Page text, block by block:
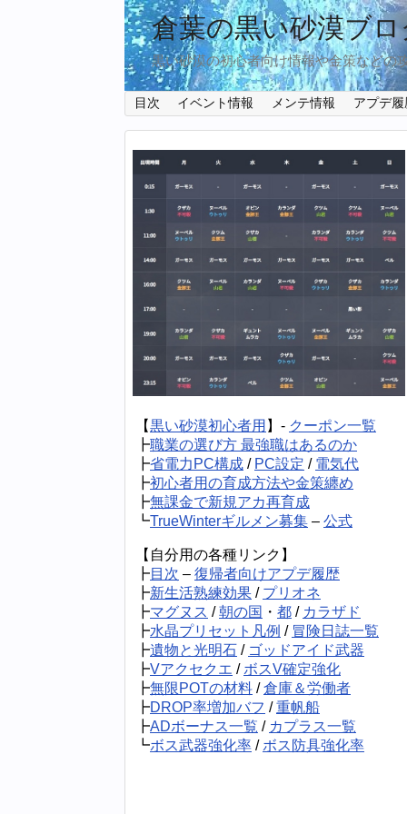
倉葉の黒い砂漠ブロ
黒い砂漠の初心者向け情報や金策などの
目次 イベント情報 メンテ情報 アプデ履
【黒い砂漠初心者用 】- クーポン一覧
┣職業の選び方 最強職はあるのか
┣省電力PC構成 / PC設定 / 電気代
┣初心者用の育成方法や金策纏め
┣無課金で新規アカ再育成
┗TrueWinterギルメン募集 – 公式
【自分用の各種リンク】
┣目次 – 復帰者向けアプデ履歴
┣新生活熟練効果 / プリオネ
┣マグヌス /朝の国 ・ 都 / カラザド
┣水晶プリセット凡例 / 冒険日誌一覧
┣遺物と光明石 / ゴッドアイド武器
┣Vアクセクエ / ボスV確定強化
┣無限POTの材料 /倉庫＆労働者
┣DROP率増加バフ /重帆船
┣ADボーナス一覧 / カプラス一覧
┗ボス武器強化率 / ボス防具強化率